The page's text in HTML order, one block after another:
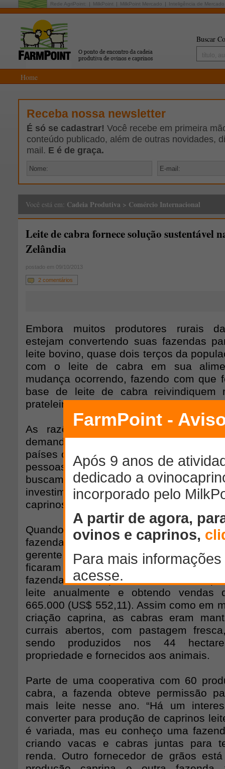
Rede AgriPoint: MilkPoint MilkPoint Mercado Inteligência de Mercado
Buscar
Home
Receba nossa newsletter
É só se cadastrar! Você recebe em primeira
conteúdo publicado, além de outras novidades,
mail. E é de graça.
Você está em: Cadeia Produtiva > Comércio Internacional
Leite de cabra fornece solução sustentável
Zelândia
postado em 09/10/2013
2 comentários
Embora muitos produtores rurais
estejam convertendo suas fazendas
leite bovino, quase dois terços da
com o leite de cabra em sua
mudança ocorrendo, fazendo com que
base de leite de cabra reivindiquem
prateleiras dos supermercados da Nova
As razões são complexas. Elas
demanda por leite de cabra – produto
países onde o leite de cabra faz parte
pessoas com intolerância ao leite de
buscam uma alternativa e um maior
investimentos em alguns locais
caprinos.
Quando Bayleys Waikato anunciou
fazenda de caprinos à venda no final
gerente de vendas, Mark Dawe, disse
ficaram surpresos pelo interesse
fazenda estava produzindo 38.000
leite anualmente e obtendo vendas
665.000 (US$ 552,11). Assim como em
criação caprina, as cabras eram
currais abertos, com pastagem
sendo produzidos nos 44
propriedade e fornecidos aos animais.
Parte de uma cooperativa com 60
cabra, a fazenda obteve permissão
mais leite nesse ano. “Há um
converter para produção de caprinos
é variada, mas eu conheço uma
criando vacas e cabras juntas para
renda. Outro fornecedor de grãos